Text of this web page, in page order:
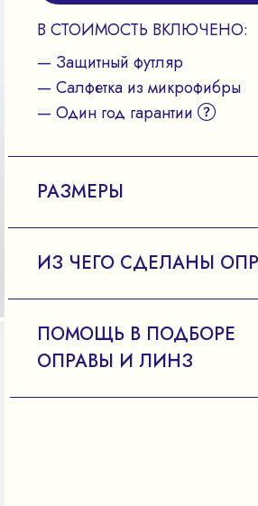
В СТОИМОСТЬ ВКЛЮЧЕНО:
— Защитный футляр
— Салфетка из микрофибры
— Один год гарантии
РАЗМЕРЫ
ИЗ ЧЕГО СДЕЛАНЫ
ПОМОЩЬ В ПОДБОРЕ
ОПРАВЫ И ЛИНЗ